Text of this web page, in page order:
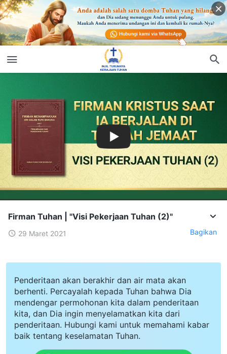
Firman Tuhan | "Visi Pekerjaan Tuhan (2)"
29 Maret 2021 Bagikan
Penderitaan akan berakhir dan air mata akan
berhenti. Percayalah kepada Tuhan bahwa Dia
mendengar permohonan kita dalam penderitaan
kita, dan Dia ingin menyelamatkan kita dari
penderitaan. Hubungi kami untuk memahami kabar
baik tentang keselamatan Tuhan.